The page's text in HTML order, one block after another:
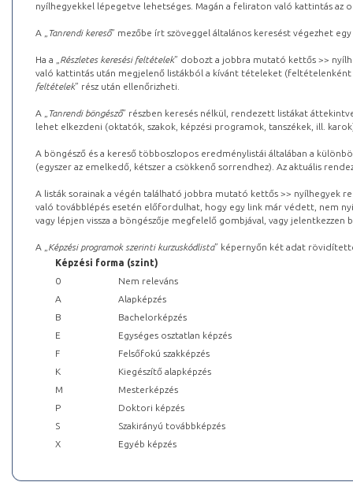
nyílhegyekkel lépegetve lehetséges. Magán a feliraton való kattintás az
A „ Tanrendi kereső” mezőbe írt szöveggel általános keresést végezhet
Ha a „ Részletes keresési feltételek” dobozt a jobbra mutató kettős >>
való kattintás után megjelenő listákból a kívánt tételeket (feltételenként
feltételek” rész után ellenőrizheti.
A „ Tanrendi böngésző” részben keresés nélkül, rendezett listákat
lehet elkezdeni (oktatók, szakok, képzési programok, tanszékek, ill.
A böngésző és a kereső többoszlopos eredménylistái általában a
(egyszer az emelkedő, kétszer a csökkenő sorrendhez). Az aktuális
A listák sorainak a végén található jobbra mutató kettős >> nyílhegyek
való továbblépés esetén előfordulhat, hogy egy link már védett, nem
vagy lépjen vissza a böngészője megfelelő gombjával, vagy
A „ Képzési programok szerinti kurzuskódlista” képernyőn két adat
Képzési forma (szint)
0
Nem releváns
A
Alapképzés
B
Bachelorképzés
E
Egységes osztatlan képzés
F
Felsőfokú szakképzés
K
Kiegészítő alapképzés
M
Mesterképzés
P
Doktori képzés
S
Szakirányú továbbképzés
X
Egyéb képzés